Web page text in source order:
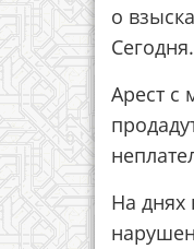
о
Сегодня.
Арест с
На днях